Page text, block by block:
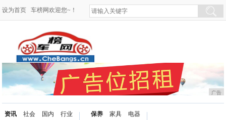
设为首页 车榜网欢迎您~！
广告
资讯
社会
国内
行业
保养
家具
电器